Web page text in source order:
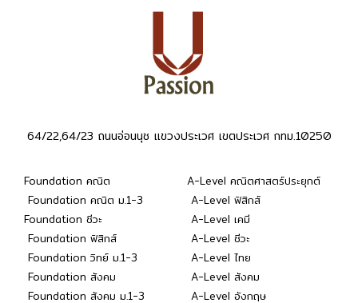
64/22,64/23 ถนนอ่อนนุช แขวงประเวศ เขตประเวศ กทม.10250
Foundation คณิต
Foundation คณิต ม.1-3
Foundation ชีวะ
Foundation ฟิสิกส์
Foundation วิทย์ ม.1-3
Foundation สังคม
Foundation สังคม ม.1-3
A-Level คณิตศาสตร์ประยุกต์
A-Level ฟิสิกส์
A-Level เคมี
A-Level ชีวะ
A-Level ไทย
A-Level สังคม
A-Level อังกฤษ